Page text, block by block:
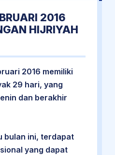
2016
HIJRIYAH
2016 memiliki
29 hari, yang
dan berakhir
bulan ini, terdapat
yang dapat